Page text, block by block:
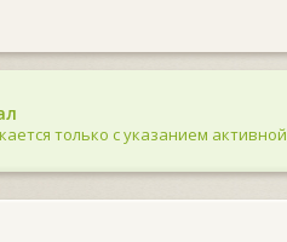
только с указанием